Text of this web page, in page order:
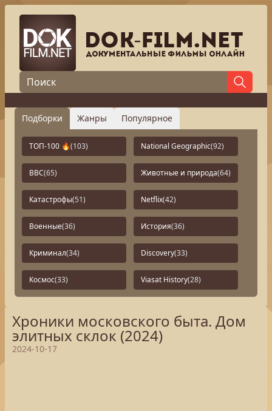
Подборки Жанры Популярное
ТОП-100 🔥(103) National Geographic(92)
BBC(65) Животные и природа(64)
Катастрофы(51) Netflix(42)
Военные(36) История(36)
Криминал(34) Discovery(33)
Космос(33) Viasat History(28)
Хроники московского быта. Дом
элитных склок (2024)
2024-10-17